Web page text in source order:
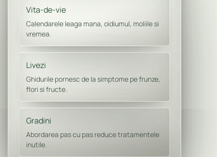
Vita-de-vie
Calendarele leaga mana, oidiumul, moliile si
vremea.
Livezi
Ghidurile pornesc de la simptome pe frunze,
flori si fructe.
Gradini
Abordarea pas cu pas reduce tratamentele
inutile.